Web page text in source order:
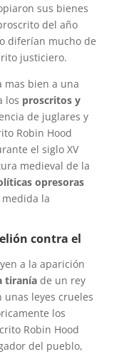
sus bienes
del año
diferían mucho de
justiciero.
mas bien a una
los proscritos y
de juglares y
Robin Hood
el siglo XV
medieval de la
opresoras
la
contra el
a la aparición
tiranía de un rey
leyes crueles
los
Robin Hood
del pueblo,